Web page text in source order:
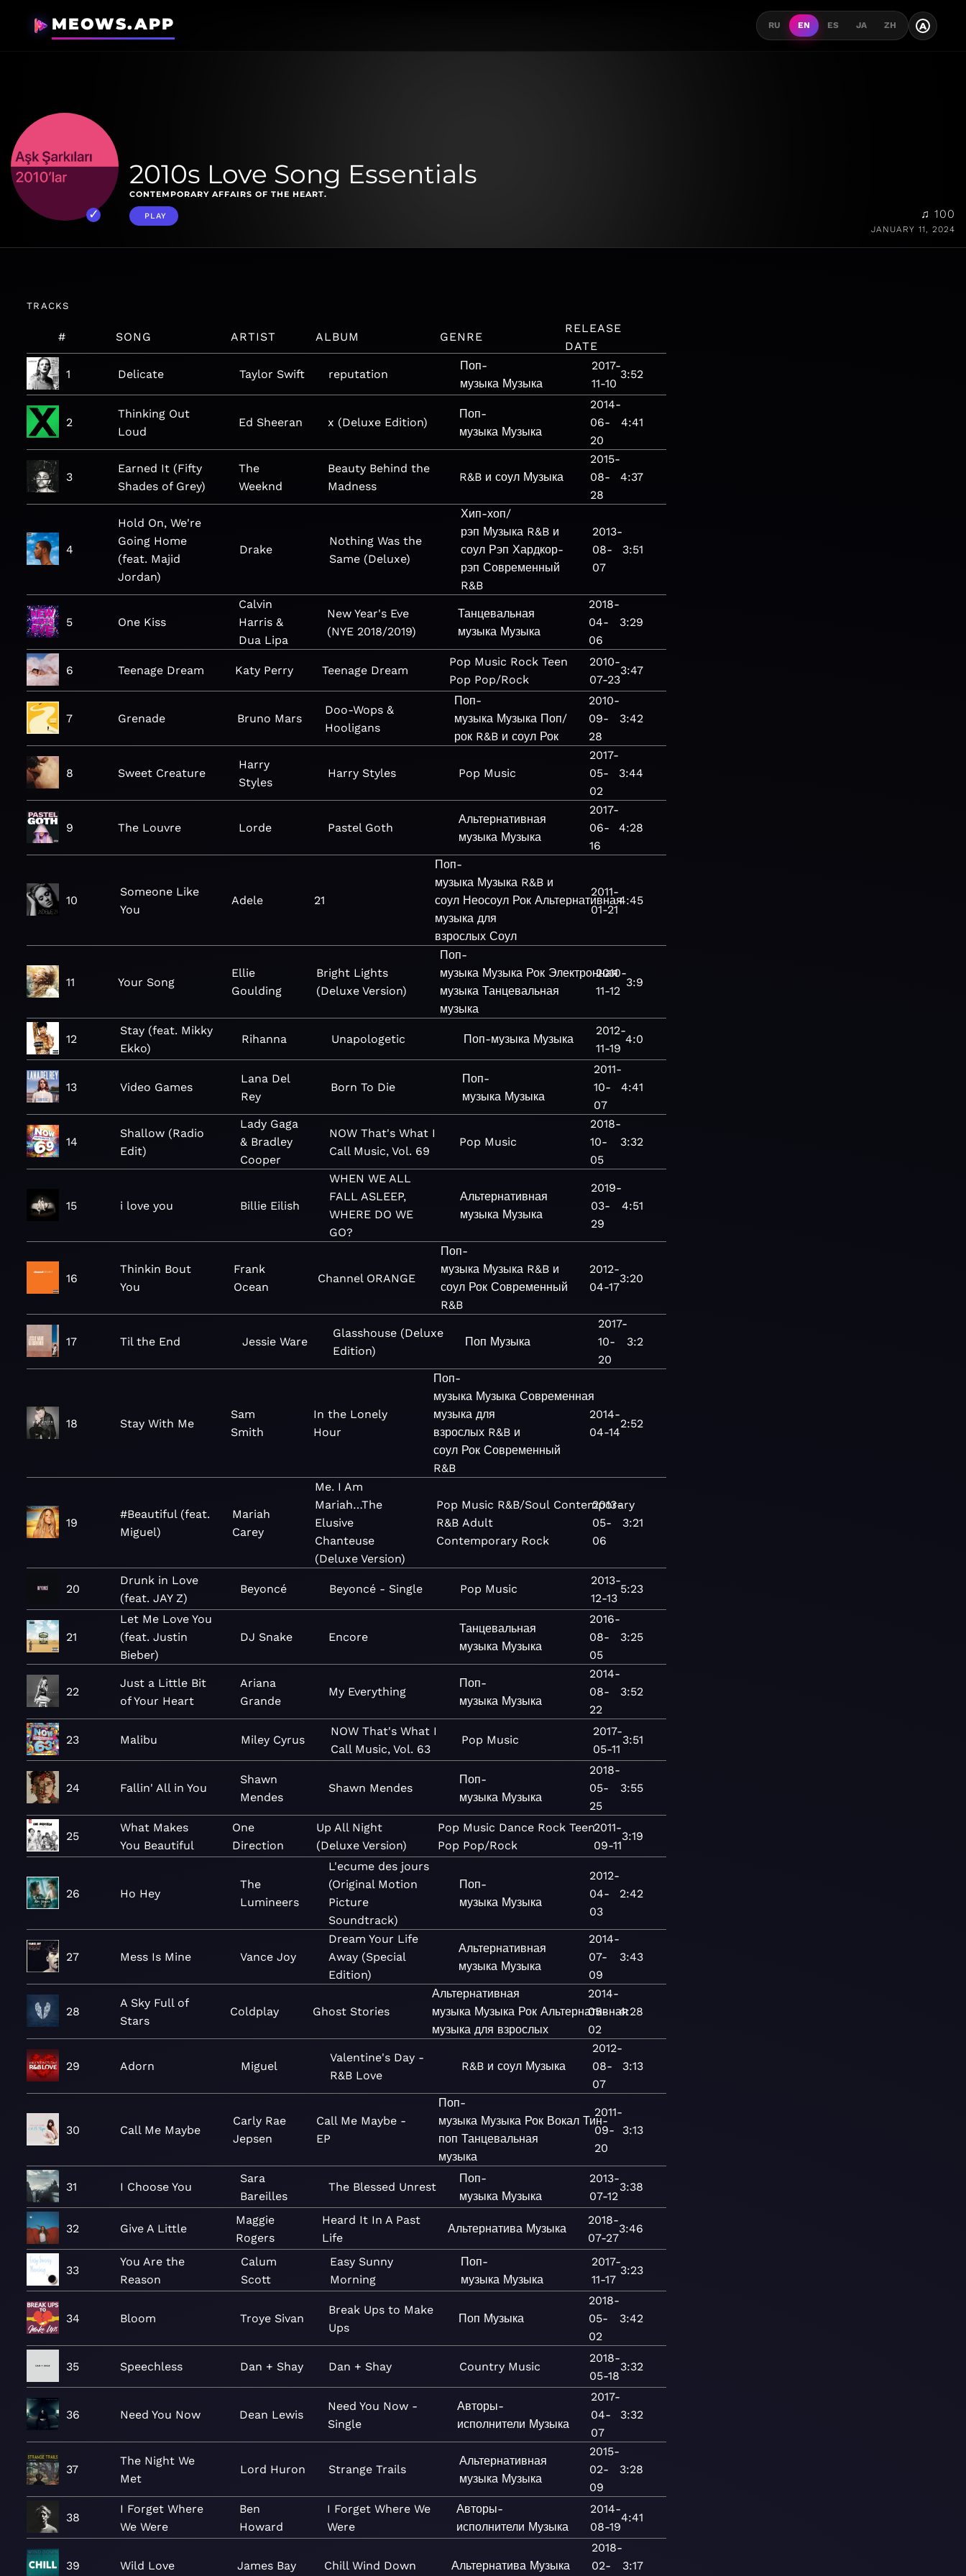
MEOWS.APP RU EN ES JA ZH A
2010s Love Song Essentials
CONTEMPORARY AFFAIRS OF THE HEART.
PLAY ♫ 100
JANUARY 11, 2024
TRACKS
# SONG ARTIST ALBUM GENRE
RELEASE
DATE
1 Delicate Taylor Swift reputation
Поп-
музыка Музыка
2017-
11-10
3:52
2
Thinking Out
Loud
Ed Sheeran x (Deluxe Edition)
Поп-
музыка Музыка
2014-
06-
20
4:41
3
Earned It (Fifty
Shades of Grey)
The
Weeknd
Beauty Behind the
Madness
R&B и соул Музыка
2015-
08-
28
4:37
4
Hold On, We're
Going Home
(feat. Majid
Jordan)
Drake
Nothing Was the
Same (Deluxe)
Хип-хоп/
рэп Музыка R&B и
соул Рэп Хардкор-
рэп Современный
R&B
2013-
08-
07
3:51
5 One Kiss
Calvin
Harris &
Dua Lipa
New Year's Eve
(NYE 2018/2019)
Танцевальная
музыка Музыка
2018-
04-
06
3:29
6 Teenage Dream Katy Perry Teenage Dream
Pop Music Rock Teen
Pop Pop/Rock
2010-
07-23
3:47
7 Grenade Bruno Mars
Doo-Wops &
Hooligans
Поп-
музыка Музыка Поп/
рок R&B и соул Рок
2010-
09-
28
3:42
8 Sweet Creature
Harry
Styles
Harry Styles Pop Music
2017-
05-
02
3:44
9 The Louvre Lorde Pastel Goth
Альтернативная
музыка Музыка
2017-
06-
16
4:28
10
Someone Like
You
Adele 21
Поп-
музыка Музыка R&B и
соул Неосоул Рок Альтернативная
музыка для
взрослых Соул
2011-
01-21
4:45
11 Your Song
Ellie
Goulding
Bright Lights
(Deluxe Version)
Поп-
музыка Музыка Рок Электронная
музыка Танцевальная
музыка
2010-
11-12
3:9
12
Stay (feat. Mikky
Ekko)
Rihanna Unapologetic Поп-музыка Музыка
2012-
11-19
4:0
13 Video Games
Lana Del
Rey
Born To Die
Поп-
музыка Музыка
2011-
10-
07
4:41
14
Shallow (Radio
Edit)
Lady Gaga
& Bradley
Cooper
NOW That's What I
Call Music, Vol. 69
Pop Music
2018-
10-
05
3:32
15 i love you Billie Eilish
WHEN WE ALL
FALL ASLEEP,
WHERE DO WE
GO?
Альтернативная
музыка Музыка
2019-
03-
29
4:51
16
Thinkin Bout
You
Frank
Ocean
Channel ORANGE
Поп-
музыка Музыка R&B и
соул Рок Современный
R&B
2012-
04-17
3:20
17 Til the End Jessie Ware
Glasshouse (Deluxe
Edition)
Поп Музыка
2017-
10-
20
3:2
18 Stay With Me
Sam
Smith
In the Lonely
Hour
Поп-
музыка Музыка Современная
музыка для
взрослых R&B и
соул Рок Современный
R&B
2014-
04-14
2:52
19
#Beautiful (feat.
Miguel)
Mariah
Carey
Me. I Am
Mariah…The
Elusive
Chanteuse
(Deluxe Version)
Pop Music R&B/Soul Contemporary
R&B Adult
Contemporary Rock
2013-
05-
06
3:21
20
Drunk in Love
(feat. JAY Z)
Beyoncé Beyoncé - Single Pop Music
2013-
12-13
5:23
21
Let Me Love You
(feat. Justin
Bieber)
DJ Snake Encore
Танцевальная
музыка Музыка
2016-
08-
05
3:25
22
Just a Little Bit
of Your Heart
Ariana
Grande
My Everything
Поп-
музыка Музыка
2014-
08-
22
3:52
23 Malibu Miley Cyrus
NOW That's What I
Call Music, Vol. 63
Pop Music
2017-
05-11
3:51
24 Fallin' All in You
Shawn
Mendes
Shawn Mendes
Поп-
музыка Музыка
2018-
05-
25
3:55
25
What Makes
You Beautiful
One
Direction
Up All Night
(Deluxe Version)
Pop Music Dance Rock Teen
Pop Pop/Rock
2011-
09-11
3:19
26 Ho Hey
The
Lumineers
L'ecume des jours
(Original Motion
Picture
Soundtrack)
Поп-
музыка Музыка
2012-
04-
03
2:42
27 Mess Is Mine Vance Joy
Dream Your Life
Away (Special
Edition)
Альтернативная
музыка Музыка
2014-
07-
09
3:43
28
A Sky Full of
Stars
Coldplay Ghost Stories
Альтернативная
музыка Музыка Рок Альтернативная
музыка для взрослых
2014-
05-
02
4:28
29 Adorn Miguel
Valentine's Day -
R&B Love
R&B и соул Музыка
2012-
08-
07
3:13
30 Call Me Maybe
Carly Rae
Jepsen
Call Me Maybe -
EP
Поп-
музыка Музыка Рок Вокал Тин-
поп Танцевальная
музыка
2011-
09-
20
3:13
31 I Choose You
Sara
Bareilles
The Blessed Unrest
Поп-
музыка Музыка
2013-
07-12
3:38
32 Give A Little
Maggie
Rogers
Heard It In A Past
Life
Альтернатива Музыка
2018-
07-27
3:46
33
You Are the
Reason
Calum
Scott
Easy Sunny
Morning
Поп-
музыка Музыка
2017-
11-17
3:23
34 Bloom Troye Sivan
Break Ups to Make
Ups
Поп Музыка
2018-
05-
02
3:42
35 Speechless Dan + Shay Dan + Shay Country Music
2018-
05-18
3:32
36 Need You Now Dean Lewis
Need You Now -
Single
Авторы-
исполнители Музыка
2017-
04-
07
3:32
37
The Night We
Met
Lord Huron Strange Trails
Альтернативная
музыка Музыка
2015-
02-
09
3:28
38
I Forget Where
We Were
Ben
Howard
I Forget Where We
Were
Авторы-
исполнители Музыка
2014-
08-19
4:41
39 Wild Love James Bay Chill Wind Down Альтернатива Музыка
2018-
02-
3:17